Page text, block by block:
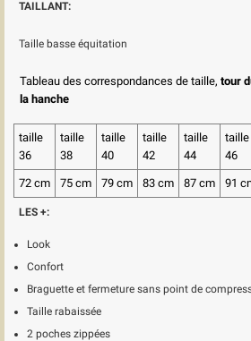
TAILLANT:
Taille basse équitation
Tableau des correspondances de taille, tour
la hanche
taille
36
taille
38
taille
40
taille
42
taille
44
taille
46
72 cm 75 cm 79 cm 83 cm 87 cm 91
LES +:
Look
Confort
Braguette et fermeture sans point de
Taille rabaissée
2 poches zippées